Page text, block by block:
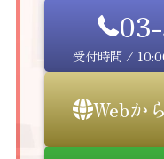
受付時間 /
Webか